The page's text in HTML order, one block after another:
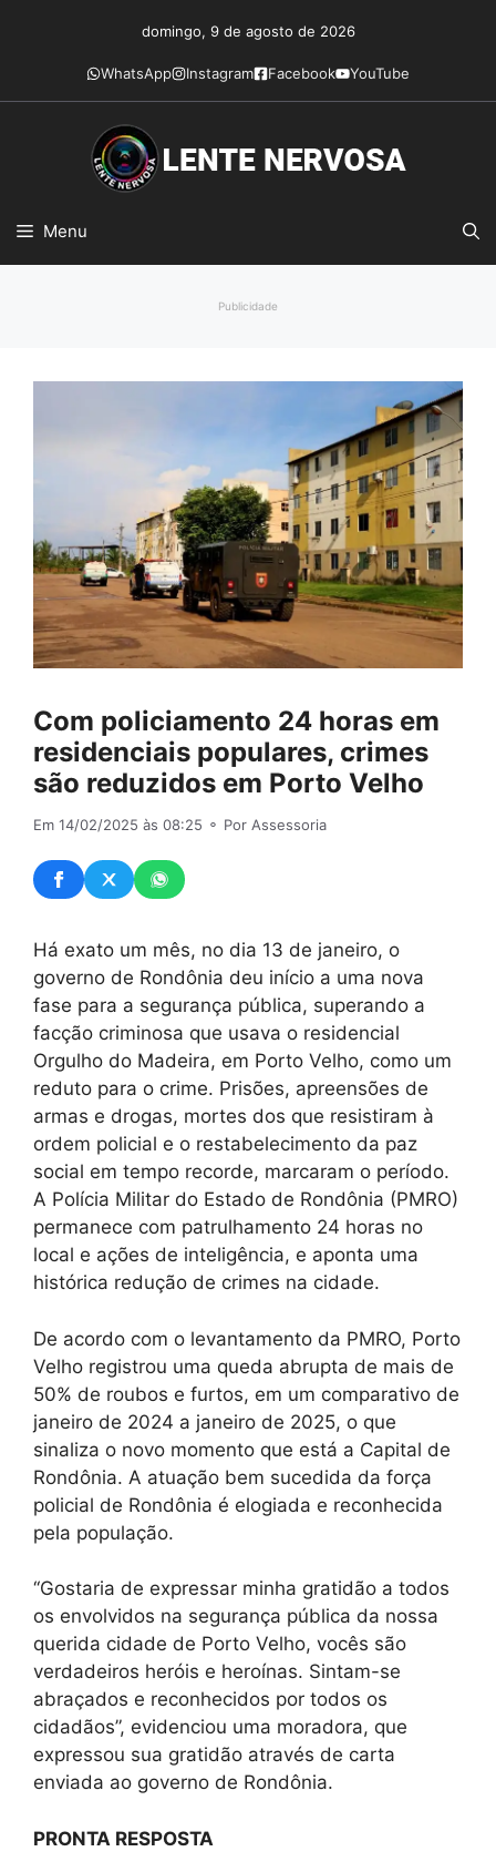
conteúdo
domingo, 9 de agosto de 2026
WhatsApp Instagram Facebook YouTube
Menu
Publicidade
Com policiamento 24 horas em
residenciais populares, crimes
são reduzidos em Porto Velho
Em 14/02/2025 às 08:25 ⚬ Por Assessoria
Há exato um mês, no dia 13 de janeiro, o
governo de Rondônia deu início a uma nova
fase para a segurança pública, superando a
facção criminosa que usava o residencial
Orgulho do Madeira, em Porto Velho, como um
reduto para o crime. Prisões, apreensões de
armas e drogas, mortes dos que resistiram à
ordem policial e o restabelecimento da paz
social em tempo recorde, marcaram o período.
A Polícia Militar do Estado de Rondônia (PMRO)
permanece com patrulhamento 24 horas no
local e ações de inteligência, e aponta uma
histórica redução de crimes na cidade.
De acordo com o levantamento da PMRO, Porto
Velho registrou uma queda abrupta de mais de
50% de roubos e furtos, em um comparativo de
janeiro de 2024 a janeiro de 2025, o que
sinaliza o novo momento que está a Capital de
Rondônia. A atuação bem sucedida da força
policial de Rondônia é elogiada e reconhecida
pela população.
‘‘Gostaria de expressar minha gratidão a todos
os envolvidos na segurança pública da nossa
querida cidade de Porto Velho, vocês são
verdadeiros heróis e heroínas. Sintam-se
abraçados e reconhecidos por todos os
cidadãos”, evidenciou uma moradora, que
expressou sua gratidão através de carta
enviada ao governo de Rondônia.
PRONTA RESPOSTA